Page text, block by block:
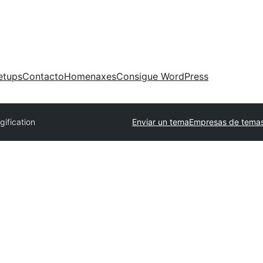
ContactoHomenaxesConsigue WordPress
Enviar un temaEmpresas de